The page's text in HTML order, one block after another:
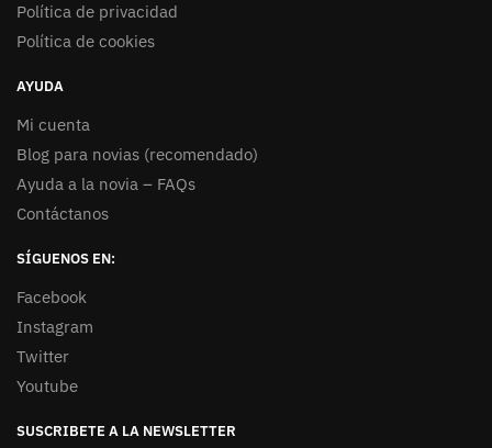
Política de privacidad
Política de cookies
AYUDA
Mi cuenta
Blog para novias (recomendado)
Ayuda a la novia – FAQs
Contáctanos
SÍGUENOS EN:
Facebook
Instagram
Twitter
Youtube
SUSCRIBETE A LA NEWSLETTER